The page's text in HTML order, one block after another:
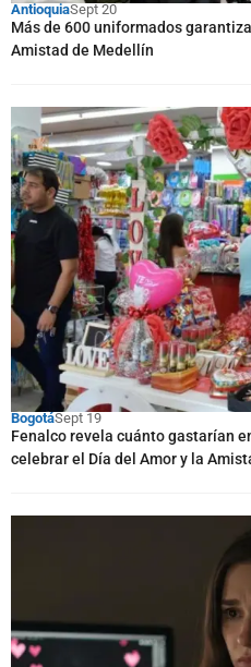
AntioquiaSept 20
Más de 600 uniformados
Amistad de Medellín
BogotáSept 19
Fenalco revela cuánto gastarían
celebrar el Día del Amor y la